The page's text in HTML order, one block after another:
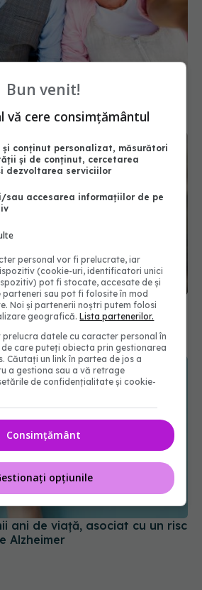
trebuie să le faci după 45 de
cu până la 13 ani
pulmonar. Când
medic
ani de viață, asociat cu un risc
Alzheimer
Bun venit!
vă cere consimțământul
conținut personalizat, măsurători
și de conținut, cercetarea
dezvoltarea serviciilor
sau accesarea informațiilor de pe
personal vor fi prelucrate, iar
(cookie-uri, identificatori unici
pot fi stocate, accesate de și
parteneri sau pot fi folosite în mod
Noi și partenerii noștri putem folosi
geografică.Lista partenerilor.
datele cu caracter personal în
care puteți obiecta prin gestionarea
Căutați un link în partea de jos a
a gestiona sau a vă retrage
de confidențialitate și cookie-
Consimțământ
opțiunile